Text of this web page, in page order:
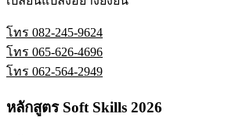
โทร 082-245-9624
โทร 065-626-4696
โทร 062-564-2949
หลักสูตร Soft Skills 2026